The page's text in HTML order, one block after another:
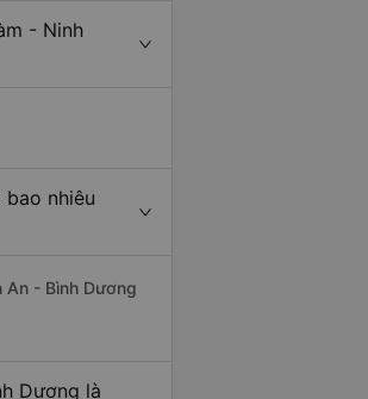
- Ninh
bao nhiêu
An - Bình Dương
Dương là